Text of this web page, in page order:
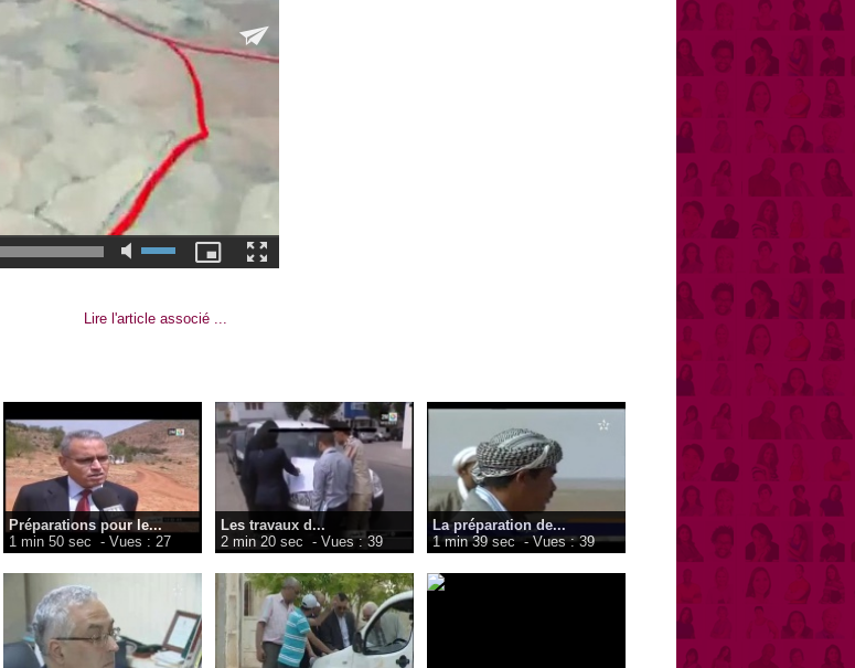
Lire l'article associé ...
Préparations pour le...
1 min 50 sec - Vues : 27
Les travaux d...
2 min 20 sec - Vues : 39
La préparation de...
1 min 39 sec - Vues : 39